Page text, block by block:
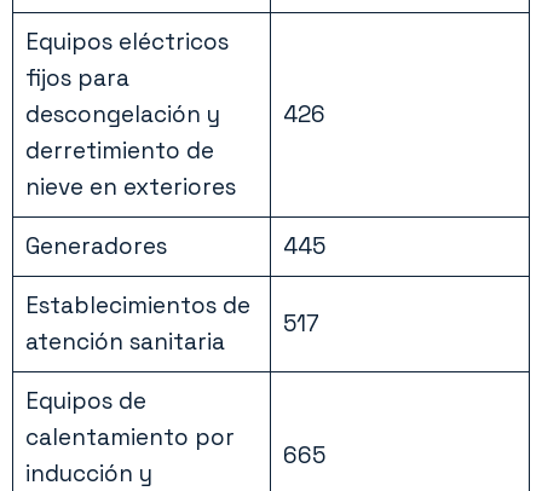
Equipos eléctricos
fijos para
descongelación y
derretimiento de
nieve en exteriores
426
Generadores
445
Establecimientos de
atención sanitaria
517
Equipos de
calentamiento por
inducción y
665